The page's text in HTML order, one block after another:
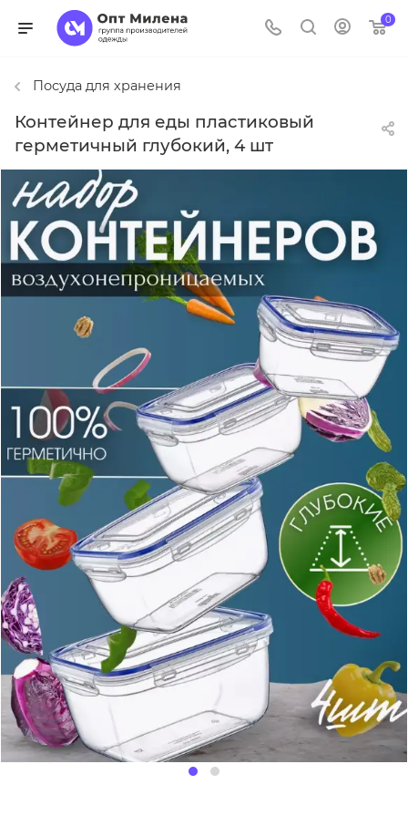
0
Посуда для хранения
Контейнер для еды пластиковый
герметичный глубокий, 4 шт